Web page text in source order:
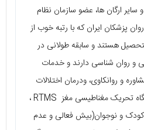
ارگان ها، عضو سازمان نظام
پزشکان ایران که با رتبه خوب از
هستند و سابقه طولانی در
و روان شناسی دارند و خدمات
و روانکاوی، ودرمان اختلالات
روانپزشکی بدون دارو با دستگاه تحریک مغناطیسی مغز RTMS ،
کودک و نوجوان(بیش فعالی و عدم